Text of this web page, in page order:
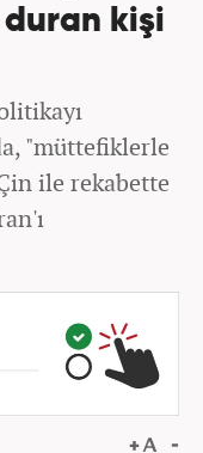
kişi
"müttefiklerle
ile rekabette